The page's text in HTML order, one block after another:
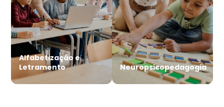
Alfabetização e
Letramento
Neuropsicopedagogia